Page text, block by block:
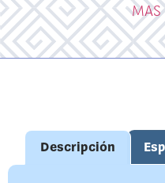
MAS
Descripción